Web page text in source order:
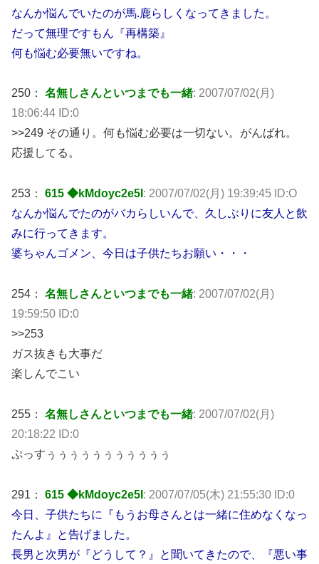
なんか悩んでいたのが馬.鹿らしくなってきました。
だって無理ですもん『再構築』
何も悩む必要無いですね。
250： 名無しさんといつまでも一緒: 2007/07/02(月)
18:06:44 ID:0
>>249 その通り。何も悩む必要は一切ない。がんばれ。
応援してる。
253： 615 ◆kMdoyc2e5I : 2007/07/02(月) 19:39:45 ID:O
なんか悩んでたのがバカらしいんで、久しぶりに友人と飲
みに行ってきます。
婆ちゃんゴメン、今日は子供たちお願い・・・
254： 名無しさんといつまでも一緒: 2007/07/02(月)
19:59:50 ID:0
>>253
ガス抜きも大事だ
楽しんでこい
255： 名無しさんといつまでも一緒: 2007/07/02(月)
20:18:22 ID:0
ぷっすぅぅぅぅぅぅぅぅぅぅぅ
291： 615 ◆kMdoyc2e5I : 2007/07/05(木) 21:55:30 ID:0
今日、子供たちに『もうお母さんとは一緒に住めなくなっ
たんよ』と告げました。
長男と次男が『どうして？』と聞いてきたので、『悪い事